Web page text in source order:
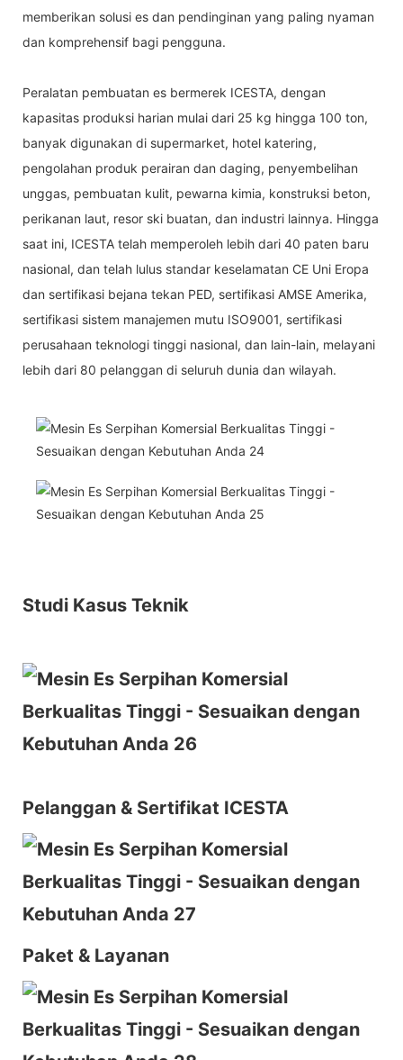
memberikan solusi es dan pendinginan yang paling nyaman
dan komprehensif bagi pengguna.
Peralatan pembuatan es bermerek ICESTA, dengan
kapasitas produksi harian mulai dari 25 kg hingga 100 ton,
banyak digunakan di supermarket, hotel katering,
pengolahan produk perairan dan daging, penyembelihan
unggas, pembuatan kulit, pewarna kimia, konstruksi beton,
perikanan laut, resor ski buatan, dan industri lainnya. Hingga
saat ini, ICESTA telah memperoleh lebih dari 40 paten baru
nasional, dan telah lulus standar keselamatan CE Uni Eropa
dan sertifikasi bejana tekan PED, sertifikasi AMSE Amerika,
sertifikasi sistem manajemen mutu ISO9001, sertifikasi
perusahaan teknologi tinggi nasional, dan lain-lain, melayani
lebih dari 80 pelanggan di seluruh dunia dan wilayah.
Studi Kasus Teknik
Pelanggan & Sertifikat ICESTA
Paket & Layanan